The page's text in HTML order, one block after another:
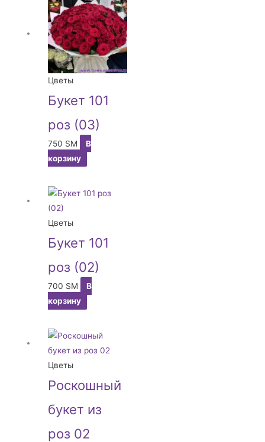
Цветы
Букет 101
роз (03)
750 ЅМ
В
корзину
Цветы
Букет 101
роз (02)
700 ЅМ
В
корзину
Цветы
Роскошный
букет из
роз 02